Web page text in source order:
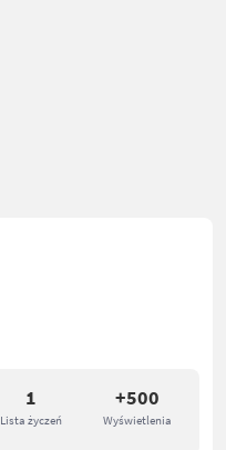
1
Lista życzeń
+500
Wyświetlenia